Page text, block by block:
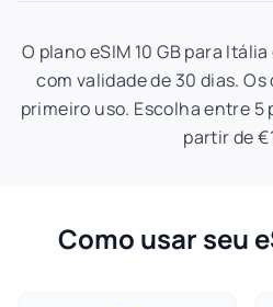
O plano eSIM 10 GB para
com validade de 30 dias.
primeiro uso. Escolha entre 5
partir de
Como usar seu